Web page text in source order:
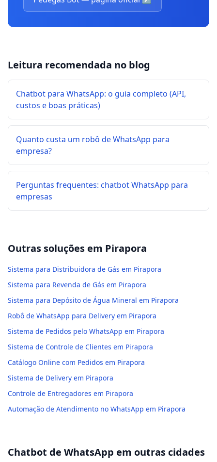
Leitura recomendada no blog
Chatbot para WhatsApp: o guia completo (API,
custos e boas práticas)
Quanto custa um robô de WhatsApp para
empresa?
Perguntas frequentes: chatbot WhatsApp para
empresas
Outras soluções em Pirapora
Sistema para Distribuidora de Gás em Pirapora
Sistema para Revenda de Gás em Pirapora
Sistema para Depósito de Água Mineral em Pirapora
Robô de WhatsApp para Delivery em Pirapora
Sistema de Pedidos pelo WhatsApp em Pirapora
Sistema de Controle de Clientes em Pirapora
Catálogo Online com Pedidos em Pirapora
Sistema de Delivery em Pirapora
Controle de Entregadores em Pirapora
Automação de Atendimento no WhatsApp em Pirapora
Chatbot de WhatsApp em outras cidades